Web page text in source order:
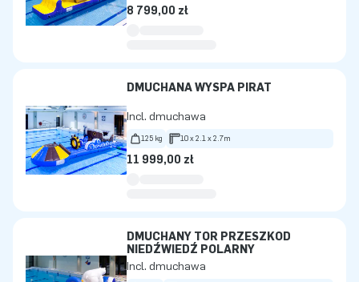
8 799,00 zł
DMUCHANA WYSPA PIRAT
Incl. dmuchawa
125 kg 10 x 2.1 x 2.7m
11 999,00 zł
DMUCHANY TOR PRZESZKÓD
NIEDŹWIEDŹ POLARNY
Incl. dmuchawa